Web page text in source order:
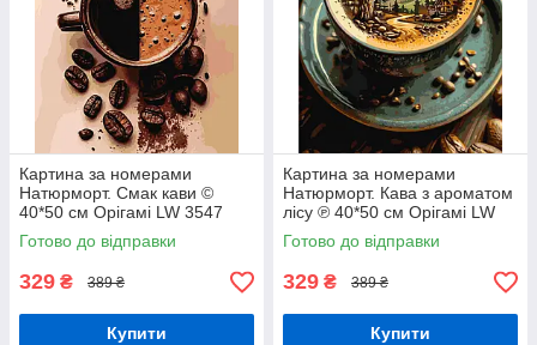
Картина за номерами
Натюрморт. Смак кави ©
40*50 см Орігамі LW 3547
Готово до відправки
329 ₴ 389 ₴
Купити
Картина за номерами
Натюрморт. Кава з ароматом
лісу ℗ 40*50 см Орігамі LW
3541
Готово до відправки
329 ₴ 389 ₴
Купити